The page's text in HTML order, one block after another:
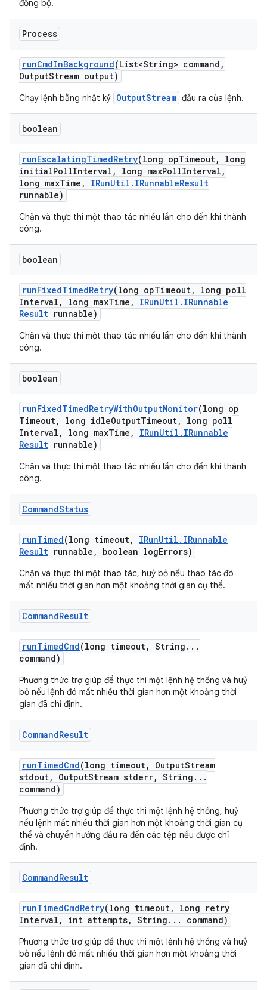
đồng bộ.
Process
runCmdInBackground(List<String> command ,
OutputStream output)
Chạy lệnh bằng nhật ký OutputStream đầu ra của lệnh.
boolean
runEscalatingTimedRetry(long opTimeout,
long
initialPollInterval , long maxPollInterval ,
long maxTime , IRunUtil . IRunnableResult
runnable)
Chặn và thực thi một thao tác nhiều lần cho đến khi thành
công.
boolean
runFixedTimedRetry(long opTimeout,
long poll
Interval , long maxTime , IRunUtil . IRunnable
Result runnable)
Chặn và thực thi một thao tác nhiều lần cho đến khi thành
công.
boolean
runFixedTimedRetryWithOutputMonitor(long op
Timeout, long idleOutputTimeout,
long poll
Interval , long maxTime , IRunUtil . IRunnable
Result runnable)
Chặn và thực thi một thao tác nhiều lần cho đến khi thành
công.
CommandStatus
runTimed(long timeout, IRunUtil . IRunnable
Result runnable , boolean logErrors)
Chặn và thực thi một thao tác, huỷ bỏ nếu thao tác đó
mất nhiều thời gian hơn một khoảng thời gian cụ thể.
CommandResult
runTimedCmd(long timeout, String . . .
command)
Phương thức trợ giúp để thực thi một lệnh hệ thống và huỷ
bỏ nếu lệnh đó mất nhiều thời gian hơn một khoảng thời
gian đã chỉ định.
CommandResult
runTimedCmd(long timeout, OutputStream
stdout, OutputStream stderr, String . . .
command)
Phương thức trợ giúp để thực thi một lệnh hệ thống, huỷ
nếu lệnh mất nhiều thời gian hơn một khoảng thời gian cụ
thể và chuyển hướng đầu ra đến các tệp nếu được chỉ
định.
CommandResult
runTimedCmdRetry(long timeout,
long retry
Interval , int attempts, String . . . command)
Phương thức trợ giúp để thực thi một lệnh hệ thống và huỷ
bỏ nếu lệnh đó mất nhiều thời gian hơn một khoảng thời
gian đã chỉ định.